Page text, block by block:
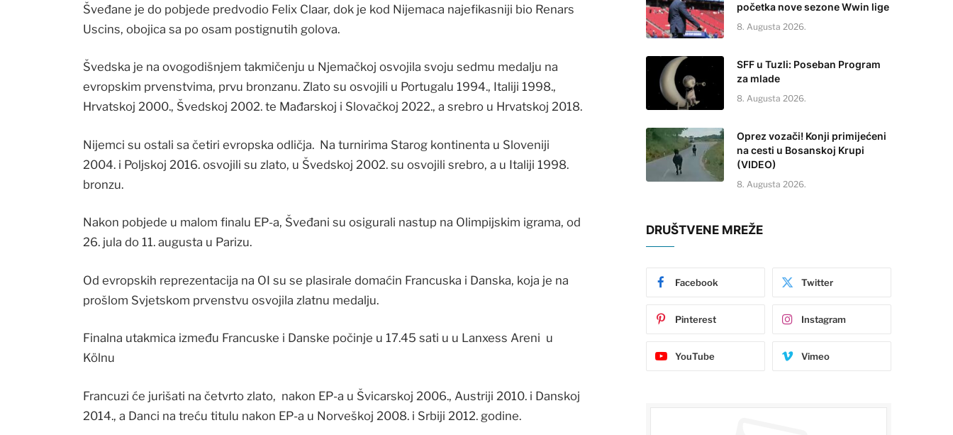
Šveđane je do pobjede predvodio Felix Claar, dok je kod Nijemaca najefikasniji bio Renars
Uscins, obojica sa po osam postignutih golova.
Švedska je na ovogodišnjem takmičenju u Njemačkoj osvojila svoju sedmu medalju na
evropskim prvenstvima, prvu bronzanu. Zlato su osvojili u Portugalu 1994., Italiji 1998.,
Hrvatskoj 2000., Švedskoj 2002. te Mađarskoj i Slovačkoj 2022., a srebro u Hrvatskoj 2018.
Nijemci su ostali sa četiri evropska odličja. Na turnirima Starog kontinenta u Sloveniji
2004. i Poljskoj 2016. osvojili su zlato, u Švedskoj 2002. su osvojili srebro, a u Italiji 1998.
bronzu.
Nakon pobjede u malom finalu EP-a, Šveđani su osigurali nastup na Olimpijskim igrama, od
26. jula do 11. augusta u Parizu.
Od evropskih reprezentacija na OI su se plasirale domaćin Francuska i Danska, koja je na
prošlom Svjetskom prvenstvu osvojila zlatnu medalju.
Finalna utakmica između Francuske i Danske počinje u 17.45 sati u u Lanxess Areni u
Kölnu
Francuzi će jurišati na četvrto zlato, nakon EP-a u Švicarskoj 2006., Austriji 2010. i Danskoj
2014., a Danci na treću titulu nakon EP-a u Norveškoj 2008. i Srbiji 2012. godine.
početka nove sezone Wwin lige
8. Augusta 2026.
SFF u Tuzli: Poseban Program
za mlade
8. Augusta 2026.
Oprez vozači! Konji primijećeni
na cesti u Bosanskoj Krupi
(VIDEO)
8. Augusta 2026.
DRUŠTVENE MREŽE
Facebook Twitter
Pinterest Instagram
YouTube Vimeo